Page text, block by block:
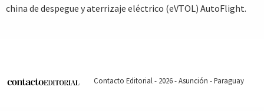
china de despegue y aterrizaje eléctrico (eVTOL) AutoFlight.
Contacto Editorial - 2026 - Asunción - Paraguay